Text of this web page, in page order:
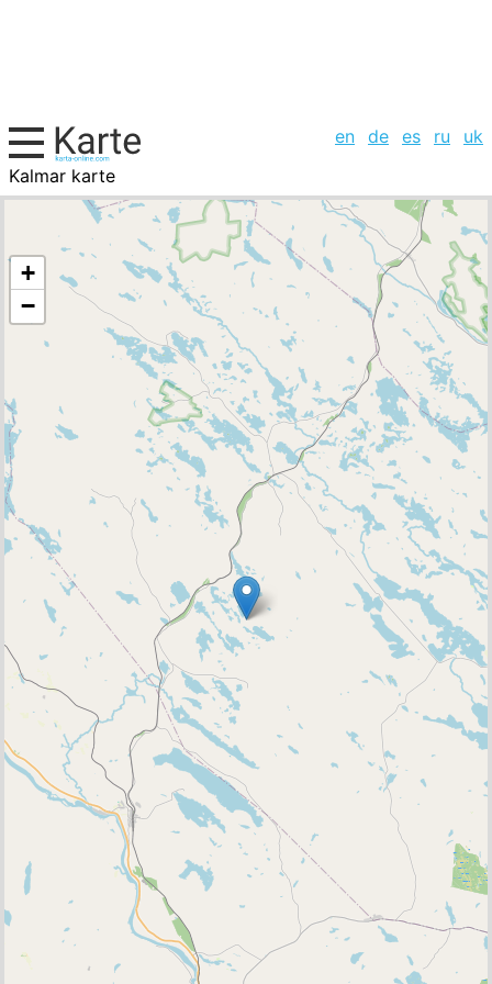
en de es ru
uk
Kalmar karte
Schweden, Städte-Liste
+
−